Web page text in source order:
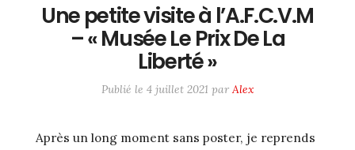
Une petite visite à l’A.F.C.V.M
– « Musée Le Prix De La
Liberté »
Publié le 4 juillet 2021 par Alex
Après un long moment sans poster, je reprends